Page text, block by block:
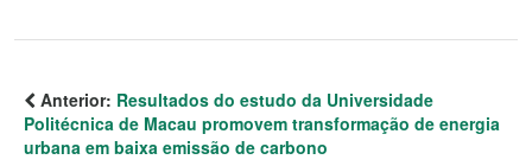
Anterior: Resultados do estudo da Universidade
Politécnica de Macau promovem transformação de energia
urbana em baixa emissão de carbono